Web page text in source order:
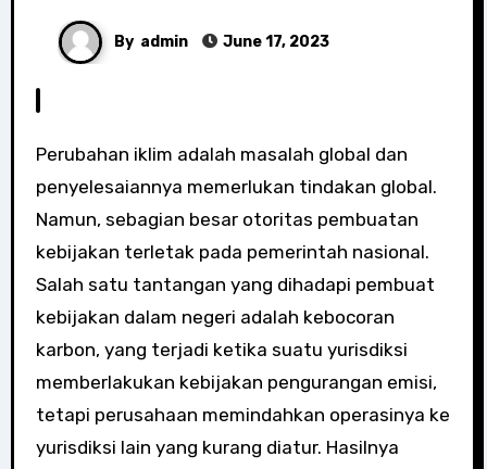
By admin June 17, 2023
Perubahan iklim adalah masalah global dan
penyelesaiannya memerlukan tindakan global.
Namun, sebagian besar otoritas pembuatan
kebijakan terletak pada pemerintah nasional.
Salah satu tantangan yang dihadapi pembuat
kebijakan dalam negeri adalah kebocoran
karbon, yang terjadi ketika suatu yurisdiksi
memberlakukan kebijakan pengurangan emisi,
tetapi perusahaan memindahkan operasinya ke
yurisdiksi lain yang kurang diatur. Hasilnya